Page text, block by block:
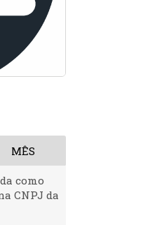
MÊS
como
CNPJ da